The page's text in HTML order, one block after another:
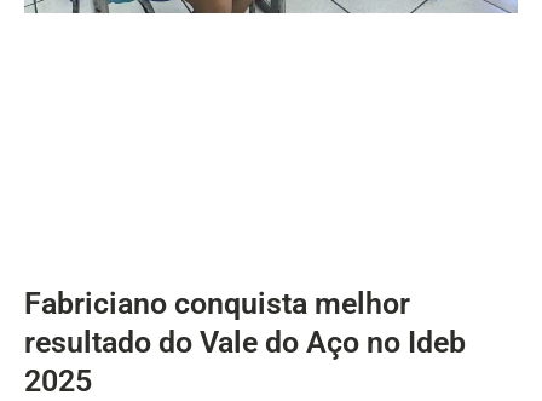
Fabriciano conquista melhor
resultado do Vale do Aço no Ideb
2025